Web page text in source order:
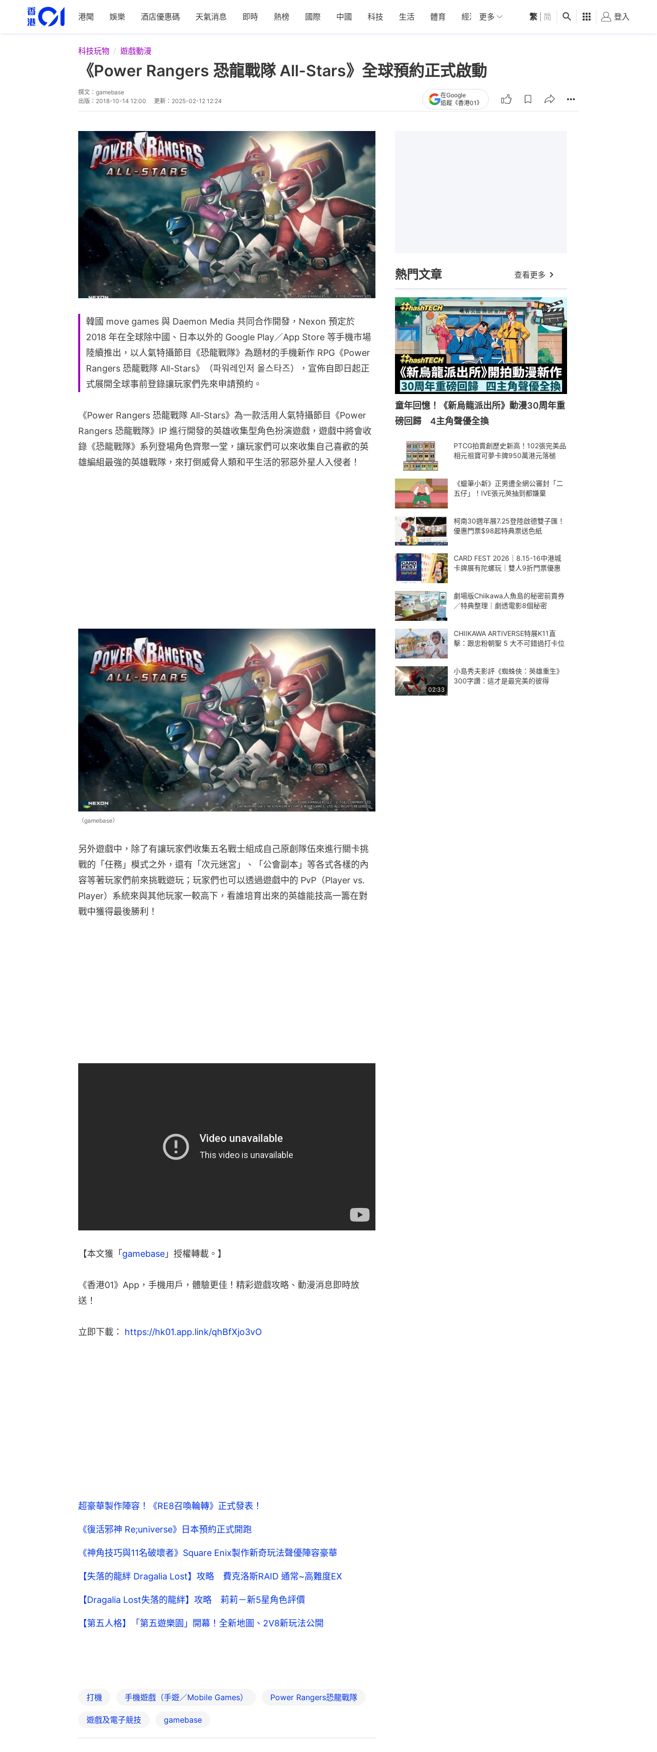
港聞 娛樂 酒店優惠碼 天氣消息 即時 熱榜 國際 中國 科技 生活 體育 經濟 01深圳 觀點 健康 好食玩飛
更多 繁 简 登入
科技玩物 遊戲動漫
《Power Rangers 恐龍戰隊 All-Stars》全球預約正式啟動
撰文： gamebase
出版： 2018-10-14 12:00 更新： 2025-02-12 12:24
在Google
追蹤《香港01》
韓國 move games 與 Daemon Media 共同合作開發，Nexon 預定於
2018 年在全球除中國、日本以外的 Google Play／App Store 等手機市場
陸續推出，以人氣特攝節目《恐龍戰隊》為題材的手機新作 RPG《Power
Rangers 恐龍戰隊 All-Stars》（파워레인저 올스타즈），宣佈自即日起正
式展開全球事前登錄讓玩家們先來申請預約。
《Power Rangers 恐龍戰隊 All-Stars》為一款活用人氣特攝節目《Power
Rangers 恐龍戰隊》IP 進行開發的英雄收集型角色扮演遊戲，遊戲中將會收
錄《恐龍戰隊》系列登場角色齊聚一堂，讓玩家們可以來收集自己喜歡的英
雄編組最強的英雄戰隊，來打倒威脅人類和平生活的邪惡外星人入侵者！
（gamebase）
另外遊戲中，除了有讓玩家們收集五名戰士組成自己原創隊伍來進行關卡挑
戰的「任務」模式之外，還有「次元迷宮」、「公會副本」等各式各樣的內
容等著玩家們前來挑戰遊玩；玩家們也可以透過遊戲中的 PvP（Player vs.
Player）系統來與其他玩家一較高下，看誰培育出來的英雄能技高一籌在對
戰中獲得最後勝利！
【本文獲「 gamebase 」授權轉載。】
《香港01》App，手機用戶，體驗更佳！精彩遊戲攻略、動漫消息即時放
送！
立即下載： https://hk01.app.link/qhBfXjo3vO
超豪華製作陣容！《RE8召喚輪轉》正式發表！
《復活邪神 Re;universe》日本預約正式開跑
《神角技巧與11名破壞者》Square Enix製作新奇玩法聲優陣容豪華
【失落的龍絆 Dragalia Lost】攻略 費克洛斯RAID 通常~高難度EX
【Dragalia Lost失落的龍絆】攻略 莉莉－新5星角色評價
【第五人格】「第五遊樂園」開幕！全新地圖、2V8新玩法公開
打機 手機遊戲（手遊／Mobile Games） Power Rangers恐龍戰隊
遊戲及電子競技 gamebase
熱門文章 查看更多
童年回憶！《新烏龍派出所》動漫30周年重
磅回歸 4主角聲優全換
PTCG拍賣創歷史新高！102張完美品
相元祖寶可夢卡牌950萬港元落槌
《蠟筆小新》正男遭全網公審封「二
五仔」！IVE張元英抽到都嫌棄
柯南30週年展7.25登陸啟德雙子匯！
優惠門票$98起特典票送色紙
CARD FEST 2026｜8.15-16中港城
卡牌展有陀螺玩｜雙人9折門票優惠
劇場版Chiikawa人魚島的秘密前賣券
／特典整理｜劇透電影8個秘密
CHIIKAWA ARTIVERSE特展K11直
擊：跟忠粉朝聖 5 大不可錯過打卡位
02:33
小島秀夫影評《蜘蛛俠：英雄重生》
300字讚：這才是最完美的彼得